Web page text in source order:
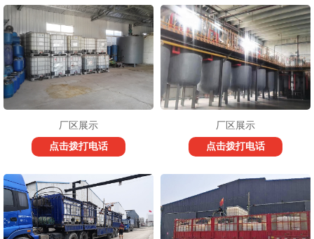
厂区展示
点击拨打电话
厂区展示
点击拨打电话